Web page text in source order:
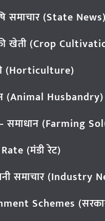
समाचार (State News)
खेती (Crop
(Horticulture)
(Animal Husbandry)
समाधान (Farming
(मंडी रेट)
समाचार (Industry
Schemes